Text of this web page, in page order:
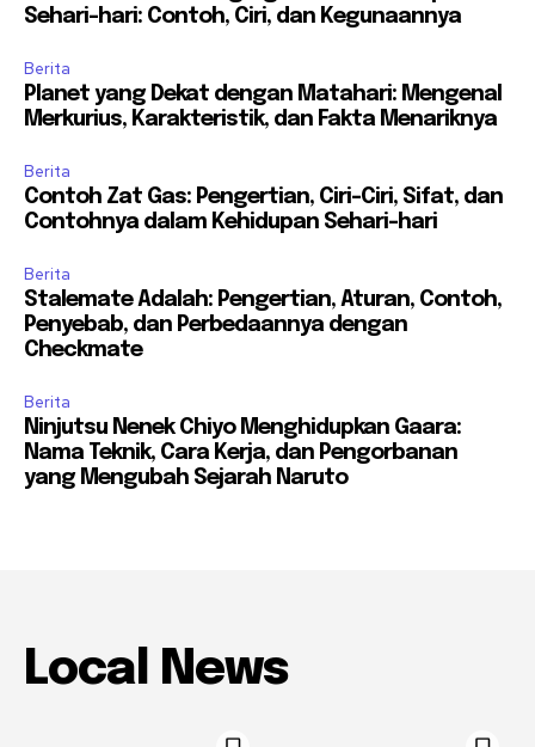
Sehari-hari: Contoh, Ciri, dan Kegunaannya
Berita
Planet yang Dekat dengan Matahari: Mengenal
Merkurius, Karakteristik, dan Fakta Menariknya
Berita
Contoh Zat Gas: Pengertian, Ciri-Ciri, Sifat, dan
Contohnya dalam Kehidupan Sehari-hari
Berita
Stalemate Adalah: Pengertian, Aturan, Contoh,
Penyebab, dan Perbedaannya dengan
Checkmate
Berita
Ninjutsu Nenek Chiyo Menghidupkan Gaara:
Nama Teknik, Cara Kerja, dan Pengorbanan
yang Mengubah Sejarah Naruto
Local News